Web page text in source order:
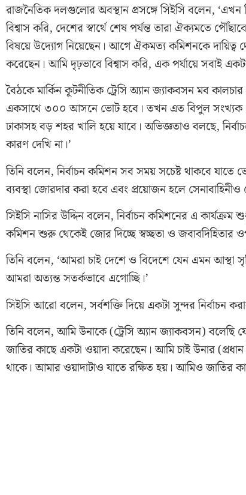
রাজনৈতিক দলগুলোর অবস্থান প্রসঙ্গে সিইসি বলেন, ‘এখন
বিশ্বাস করি, দেশের স্বার্থে শেষ পর্যন্ত তারা ঐক্যমতে
বিষয়ে উদ্যোগ নিয়েছেন। আগে ঐকমত্য কমিশনকে
করেছেন। আমি দৃঢ়ভাবে বিশ্বাস করি, এক পর্যায়ে সবাই
বৈঠকে মার্কিন কূটনীতিক ট্রেসি অ্যান জ্যাকবসন মব কালচার
একসাথে ৩০০ আসনে ভোট হবে। তখন এত বিপুল
ঢাকাসহ বড় শহর খালি হয়ে যাবে। অভিজ্ঞতাও বলছে,
কারণ দেখি না।’
তিনি বলেন, নির্বাচন কমিশন সব সময় সচেষ্ট থাকবে যাতে
ব্যবস্থা জোরদার করা হবে এবং প্রয়োজন হলে
সিইসি নাসির উদ্দিন বলেন, নির্বাচন কমিশনের এ
কমিশন শুরু থেকেই জোর দিচ্ছে স্বচ্ছতা ও জবাবদিহিতার
তিনি বলেন, ‘আমরা চাই দেশে ও বিদেশে যেন এমন আস্থা
আমরা অত্যন্ত সতর্কভাবে এগোচ্ছি।’
সিইসি আরো বলেন, সর্বশক্তি দিয়ে একটা সুন্দর নির্বাচন
তিনি বলেন, আমি উনাকে (ট্রেসি অ্যান জ্যাকবসন) বলেছি
জাতির কাছে একটা ওয়াদা করেছেন। আমি চাই উনার
থাকে। আমার ওয়াদাটাও যাতে রক্ষিত হয়। আমিও জাতির